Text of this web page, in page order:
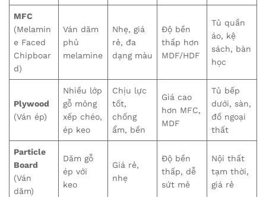
MFC
(Melamin
e Faced
Chipboar
d)
Ván dăm
phủ
melamine
Nhẹ, giá
rẻ, đa
dạng màu
Độ bền
thấp hơn
MDF/HDF
Tủ quần
áo, kệ
sách, bàn
học
Plywood
(Ván ép)
Nhiều lớp
gỗ mỏng
xếp chéo,
ép keo
Chịu lực
tốt,
chống
ẩm, bền
Giá cao
hơn MFC,
MDF
Tủ bếp
dưới, sàn,
đồ ngoại
thất
Particle
Board
(Ván
dăm)
Dăm gỗ
ép với
keo
Giá rẻ,
nhẹ
Độ bền
thấp, dễ
sứt mẻ
Nội thất
tạm thời,
giá rẻ